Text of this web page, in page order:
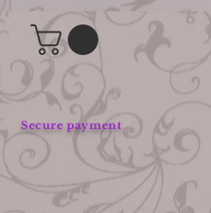
Secure payment